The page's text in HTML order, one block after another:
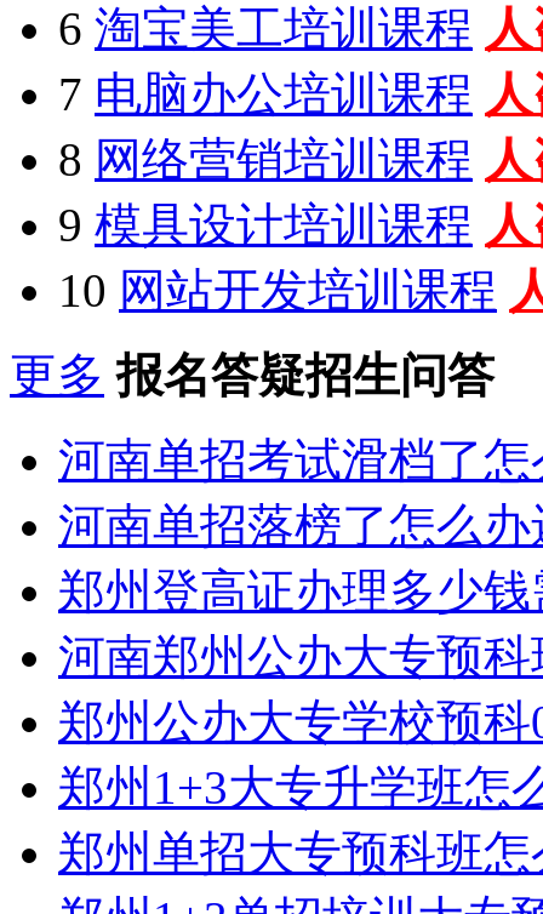
6 淘宝美工培训课程
7 电脑办公培训课程
8 网络营销培训课程
9 模具设计培训课程
10 网站开发培训课程
更多 报名答疑招生问答
河南单招考试滑档了
河南单招落榜了怎么
郑州登高证办理多少
河南郑州公办大专预
郑州公办大专学校预
郑州1+3大专升学班怎
郑州单招大专预科班